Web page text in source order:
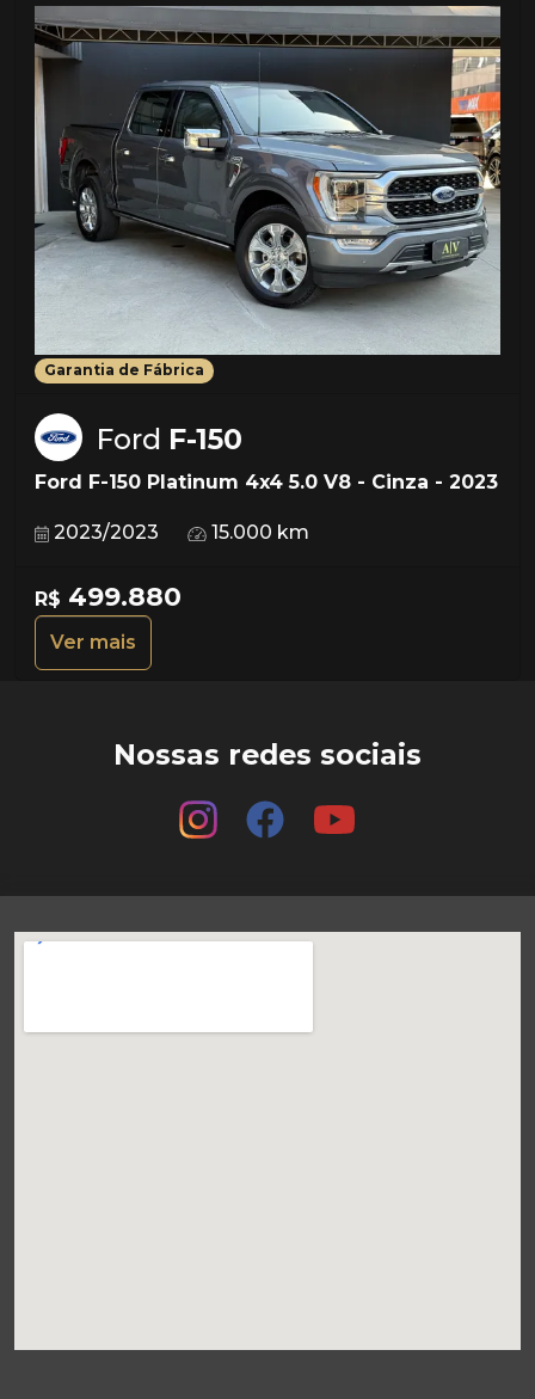
Garantia de Fábrica
Ford F-150
Ford F-150 Platinum 4x4 5.0 V8 - Cinza - 2023
2023/2023 15.000 km
R$ 499.880
Ver mais
Nossas redes sociais